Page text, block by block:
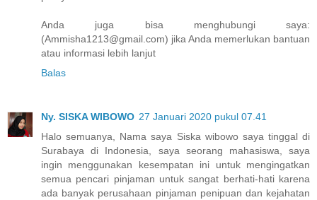
Anda juga bisa menghubungi saya:
(Ammisha1213@gmail.com) jika Anda memerlukan bantuan
atau informasi lebih lanjut
Balas
Ny. SISKA WIBOWO 27 Januari 2020 pukul 07.41
Halo semuanya, Nama saya Siska wibowo saya tinggal di
Surabaya di Indonesia, saya seorang mahasiswa, saya
ingin menggunakan kesempatan ini untuk mengingatkan
semua pencari pinjaman untuk sangat berhati-hati karena
ada banyak perusahaan pinjaman penipuan dan kejahatan